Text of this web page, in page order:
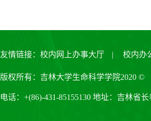
友情链接： 校内网上办事大厅 | 校内办
版权所有：吉林大学生命科学学院2020 ©
电话：+(86)-431-85155130 地址：吉林省